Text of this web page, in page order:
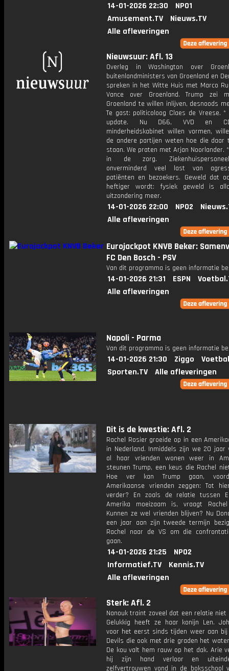
14-01-2026 22:30
NPO1
Amusement.TV
Nieuws.TV
Alle afleveringen
Nieuwsuur: Afl. 13
Overleg in Washington over
buitenlandministers van Groenland en
spreken in het Witte Huis met Marco
Vance over Groenland. Trump zei
Groenland te willen inlijven, desnoods
Te gast: politicoloog Claes de Vreese. *
update. Nu D66, VVD en
minderheidskabinet willen vormen,
de andere partijen weten hoe die daar
staan. We praten met Arjan Noorlander.
in de zorg.
onverminderd veel last van
patiënten en bezoekers. Geweld dat
heftiger wordt: fysiek geweld is
uitzondering meer.
14-01-2026 22:00 NPO2
Alle afleveringen
Eurojackpot KNVB Beker:
FC Den Bosch - PSV
Van dit programma is geen informatie
14-01-2026 21:31 ESPN
Alle afleveringen
Napoli - Parma
Van dit programma is geen informatie
14-01-2026 21:30 Ziggo
Sporten.TV
Alle afleveringen
Dit is de kwestie: Afl. 2
Rachel Rosier groeide op in een
in Nederland. Inmiddels zijn we 20 jaar
al haar vrienden wonen weer in
steunen Trump, een keus die Rachel
Hoe ver kan Trump gaan,
Amerikaanse vrienden zeggen: Tot
verder? En zoals de relatie tussen
Amerika moeizaam is, vraagt
Kunnen ze wel vrienden blijven? Nu
een jaar aan zijn tweede termijn
Rachel naar de VS om die
gaan.
14-01-2026 21:25
NPO2
Informatief.TV
Kennis.TV
Alle afleveringen
Sterk: Afl. 2
Nanouk traint zoveel dat een relatie niet
Gelukkig heeft ze haar konijn Len.
voor het eerst sinds tijden weer aan bij
Devils die ook met drie graden het
De kou valt hem rauw op het dak. Arie
hij zijn hand verloor en
zelfvertrouwen vond in de boksschool